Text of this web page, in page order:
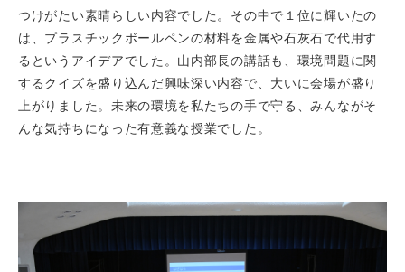
つけがたい素晴らしい内容でした。その中で１位に輝いたの
は、プラスチックボールペンの材料を金属や石灰石で代用す
るというアイデアでした。山内部長の講話も、環境問題に関
するクイズを盛り込んだ興味深い内容で、大いに会場が盛り
上がりました。未来の環境を私たちの手で守る、みんながそ
んな気持ちになった有意義な授業でした。